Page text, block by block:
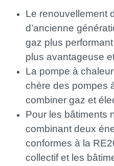
Le renouvellement
d’ancienne
gaz plus
plus avantageuse
La pompe à
chère des pompes
combiner gaz et
Pour les bâtiments
combinant deux
conformes à la
collectif et les